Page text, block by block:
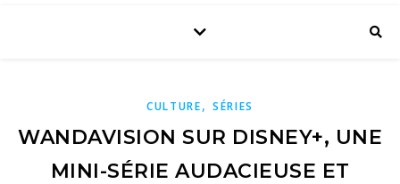
CULTURE, SÉRIES
WANDAVISION SUR DISNEY+, UNE
MINI-SÉRIE AUDACIEUSE ET